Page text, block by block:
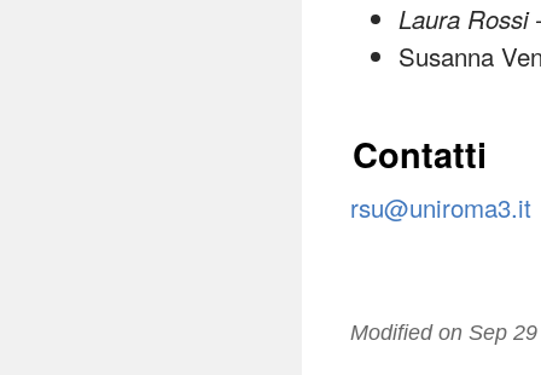
Laura Rossi
Susanna
Contatti
rsu@uniroma3.it
Modified on Sep